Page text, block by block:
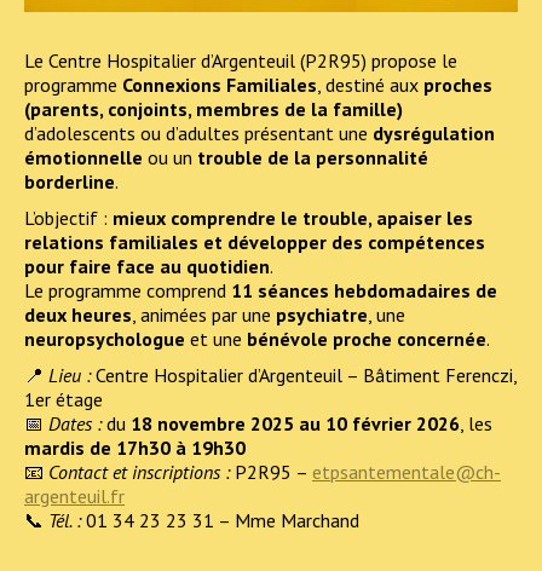
Le Centre Hospitalier d’Argenteuil (P2R95) propose le
programme Connexions Familiales, destiné aux proches
(parents, conjoints, membres de la famille)
d’adolescents ou d’adultes présentant une dysrégulation
émotionnelle ou un trouble de la personnalité
borderline.
L’objectif : mieux comprendre le trouble, apaiser les
relations familiales et développer des compétences
pour faire face au quotidien.
Le programme comprend 11 séances hebdomadaires de
deux heures, animées par une psychiatre, une
neuropsychologue et une bénévole proche concernée.
📍 Lieu :Centre Hospitalier d’Argenteuil – Bâtiment Ferenczi,
1er étage
📅 Dates :du 18 novembre 2025 au 10 février 2026, les
mardis de 17h30 à 19h30
📧 Contact et inscriptions :P2R95 – etpsantementale@ch-
argenteuil.fr
📞 Tél. :01 34 23 23 31 – Mme Marchand